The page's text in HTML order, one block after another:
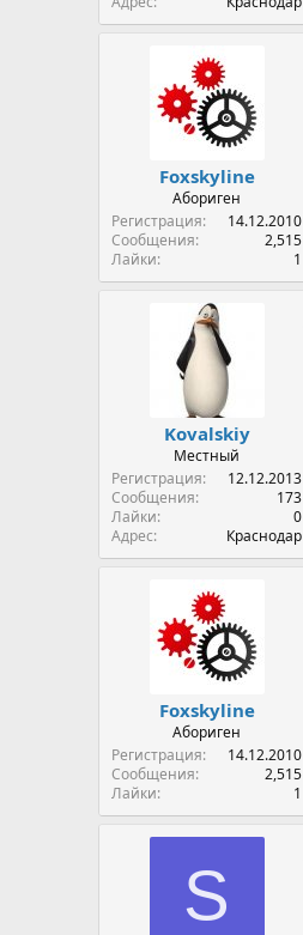
Foxskyline
Абориген
Регистрация
14.12.2010
Сообщения
2,515
Лайки
1
Kovalskiy
Местный
Регистрация
12.12.2013
Сообщения
173
Лайки
0
Адрес
Краснодар
Foxskyline
Абориген
Регистрация
14.12.2010
Сообщения
2,515
Лайки
1
S